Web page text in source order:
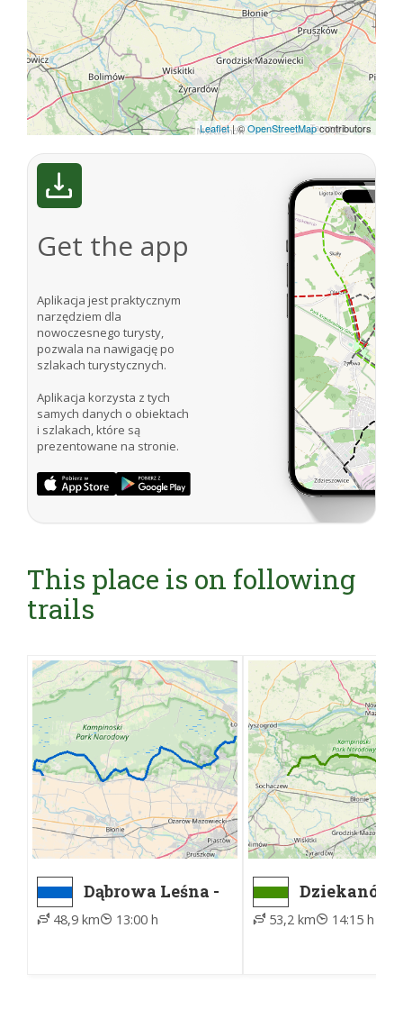
Leaflet|©OpenStreetMapcontributors
Get the app
Aplikacja jest praktycznym
narzędziem dla
nowoczesnego turysty,
pozwala na nawigację po
szlakach turystycznych.
Aplikacja korzysta z tych
samych danych o obiektach
i szlakach, które są
prezentowane na stronie.
This place is on following
trails
Dąbrowa Leśna -
Kampinos, ZTM
48,9 km 13:00 h
Dziekanów
Leśny, ZTM
Żelazowa
53,2 km 14:15 h